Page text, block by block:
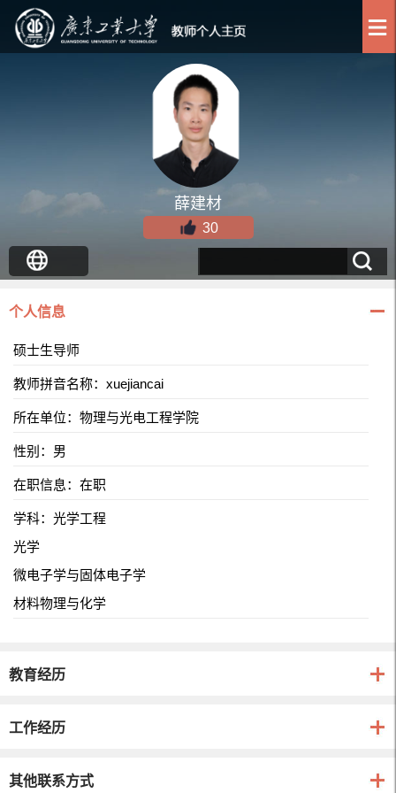
薛建材
30
个人信息
硕士生导师
教师拼音名称：xuejiancai
所在单位：物理与光电工程学院
性别：男
在职信息：在职
学科：光学工程
光学
微电子学与固体电子学
材料物理与化学
教育经历
工作经历
其他联系方式